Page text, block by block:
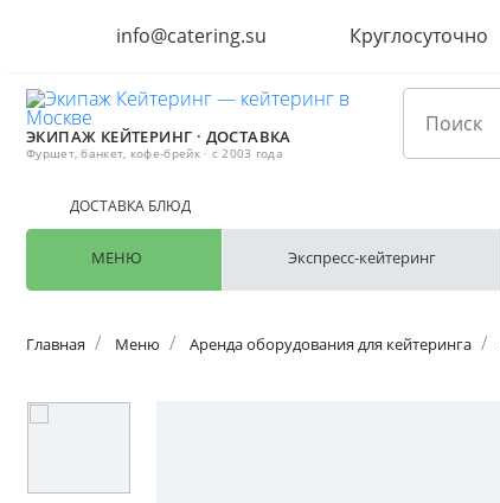
info@catering.su Круглосуточно
ЭКИПАЖ КЕЙТЕРИНГ · ДОСТАВКА
Фуршет, банкет, кофе-брейк · с 2003 года
ДОСТАВКА БЛЮД
МЕНЮ Экспресс-кейтеринг
Главная Меню Аренда оборудования для кейтеринга